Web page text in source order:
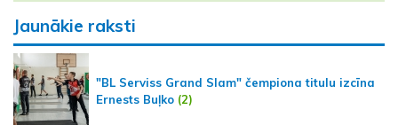
Jaunākie raksti
"BL Serviss Grand Slam" čempiona titulu izcīna
Ernests Buļko (2)